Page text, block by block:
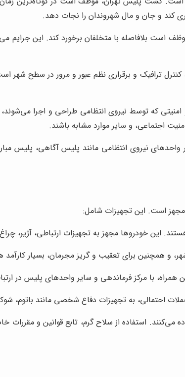
کند و جان و مال شهروندان را نجات دهد.
بلافاصله با متخلفان برخورد کند. این جرایم
ترافیک و برقراری نظم عبور و مرور در سطح شهر
که توسط نیروی انتظامی طراحی و اجرا
اجتماعی، و سایر موارد مشابه باشند.
نیروی انتظامی مانند پلیس آگاهی، پلیس
است. این تجهیزات شامل:
این خودروها مجهز به تجهیزات ارتباطی، آژیر،
و همچنین برای تعقیب و گریز مجرمان، بسیار کارآمد
با مرکز فرماندهی و سایر واحدهای پلیس در
احتمالی، به تجهیزات دفاع شخصی مانند باتوم،
استفاده از سلاح گرم، تابع قوانین و مقررات